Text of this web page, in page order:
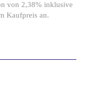
von 2,38% inklusive
Kaufpreis an.